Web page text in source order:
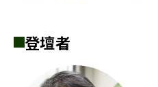
登壇者